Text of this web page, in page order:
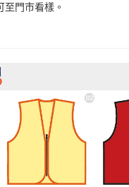
門市看樣。